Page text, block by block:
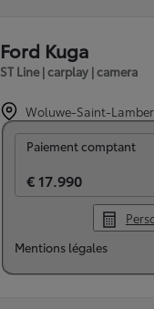
Ford Kuga
ST Line | carplay | camera
Woluwe-Saint-
Paiement comptant
€ 17.990
Mentions légales